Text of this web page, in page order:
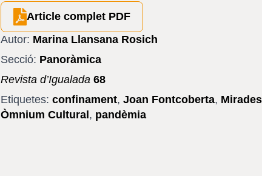
Article complet PDF
Autor: Marina Llansana Rosich
Secció: Panoràmica
Revista d’Igualada 68
Etiquetes: confinament,Joan Fontcoberta,
Òmnium Cultural , pandèmia